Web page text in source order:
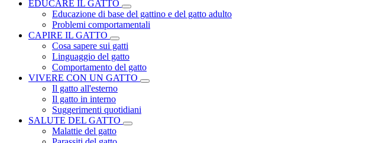
EDUCARE IL GATTO
Educazione di base del gattino e del gatto adulto
Problemi comportamentali
CAPIRE IL GATTO
Cosa sapere sui gatti
Linguaggio del gatto
Comportamento del gatto
VIVERE CON UN GATTO
Il gatto all'esterno
Il gatto in interno
Suggerimenti quotidiani
SALUTE DEL GATTO
Malattie del gatto